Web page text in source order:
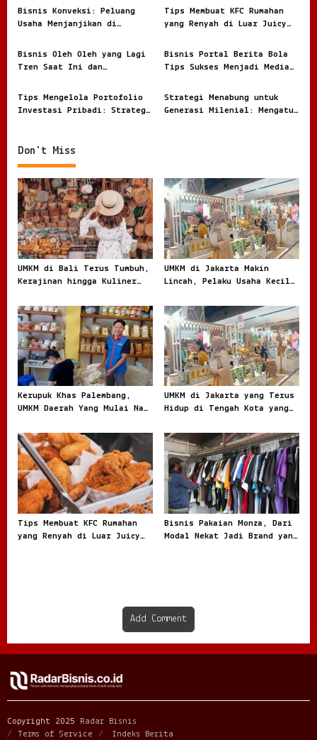
g
a
t
i
o
n
Tenang
Bisnis Konveksi: Peluang
Usaha Menjanjikan di
Berkembang
Tips Membuat KFC Rumahan
yang Renyah di Luar Juicy
Bisnis Oleh Oleh yang Lagi
Tren Saat Ini dan
Bisnis Portal Berita Bola
Tips Sukses Menjadi Media
Tips Mengelola Portofolio
Investasi Pribadi: Strategi
Strategi Menabung untuk
Generasi Milenial: Mengatur
Don't Miss
UMKM di Bali Terus Tumbuh,
Kerajinan hingga Kuliner
UMKM di Jakarta Makin
Lincah, Pelaku Usaha Kecil
Besar
Kerupuk Khas Palembang,
UMKM Daerah Yang Mulai Naik
UMKM di Jakarta yang Terus
Hidup di Tengah Kota yang
Tips Membuat KFC Rumahan
yang Renyah di Luar Juicy
Bisnis Pakaian Monza, Dari
Modal Nekat Jadi Brand yang
Add Comment
Copyright 2025
Radar Bisnis
Terms of Service
Indeks Berita